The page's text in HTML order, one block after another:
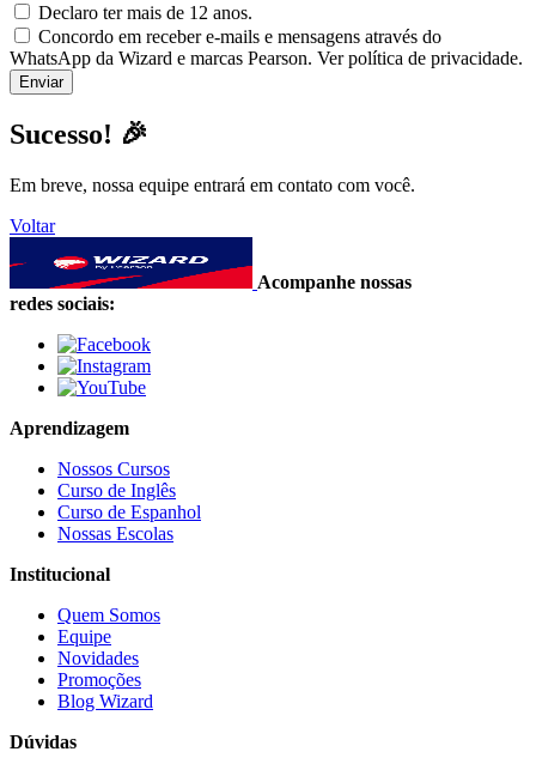
Declaro ter mais de 12 anos.
Concordo em receber e-mails e mensagens através do
WhatsApp da Wizard e marcas Pearson. Ver política de privacidade.
Sucesso! 🎉
Em breve, nossa equipe entrará em contato com você.
Voltar
Acompanhe nossas
redes sociais:
Aprendizagem
Nossos Cursos
Curso de Inglês
Curso de Espanhol
Nossas Escolas
Institucional
Quem Somos
Equipe
Novidades
Promoções
Blog Wizard
Dúvidas